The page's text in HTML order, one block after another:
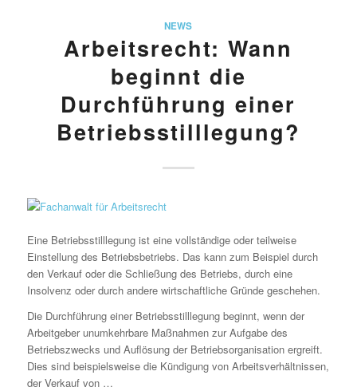
NEWS
Arbeitsrecht: Wann
beginnt die
Durchführung einer
Betriebsstilllegung?
Eine Betriebsstilllegung ist eine vollständige oder teilweise
Einstellung des Betriebsbetriebs. Das kann zum Beispiel durch
den Verkauf oder die Schließung des Betriebs, durch eine
Insolvenz oder durch andere wirtschaftliche Gründe geschehen.
Die Durchführung einer Betriebsstilllegung beginnt, wenn der
Arbeitgeber unumkehrbare Maßnahmen zur Aufgabe des
Betriebszwecks und Auflösung der Betriebsorganisation ergreift.
Dies sind beispielsweise die Kündigung von Arbeitsverhältnissen,
der Verkauf von …